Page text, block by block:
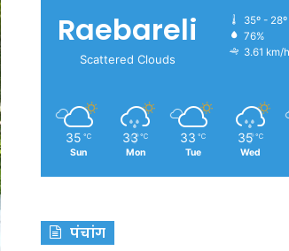
Raebareli
Scattered Clouds
35º - 28º
76%
3.61 km/h
35 ℃
Sun
33 ℃
Mon
33 ℃
Tue
35 ℃
Wed
पंचांग